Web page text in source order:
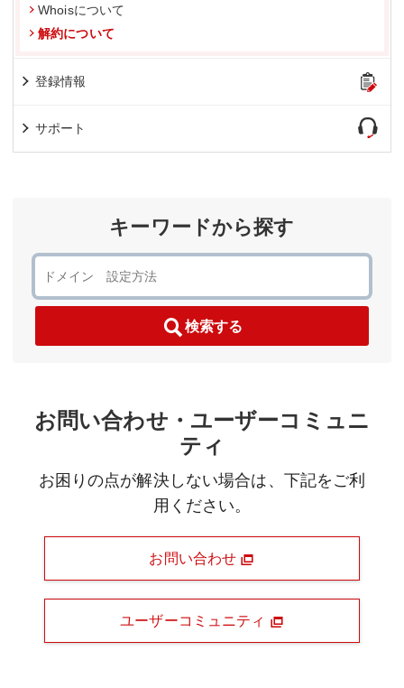
Whoisについて
解約について
登録情報
サポート
キーワードから探す
検索する
お問い合わせ・ユーザーコミュニ
ティ
お困りの点が解決しない場合は、下記をご利
用ください。
お問い合わせ
ユーザーコミュニティ